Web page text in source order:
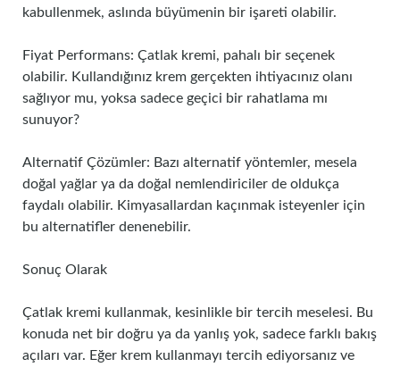
kabullenmek, aslında büyümenin bir işareti olabilir.
Fiyat Performans: Çatlak kremi, pahalı bir seçenek
olabilir. Kullandığınız krem gerçekten ihtiyacınız olanı
sağlıyor mu, yoksa sadece geçici bir rahatlama mı
sunuyor?
Alternatif Çözümler: Bazı alternatif yöntemler, mesela
doğal yağlar ya da doğal nemlendiriciler de oldukça
faydalı olabilir. Kimyasallardan kaçınmak isteyenler için
bu alternatifler denenebilir.
Sonuç Olarak
Çatlak kremi kullanmak, kesinlikle bir tercih meselesi. Bu
konuda net bir doğru ya da yanlış yok, sadece farklı bakış
açıları var. Eğer krem kullanmayı tercih ediyorsanız ve